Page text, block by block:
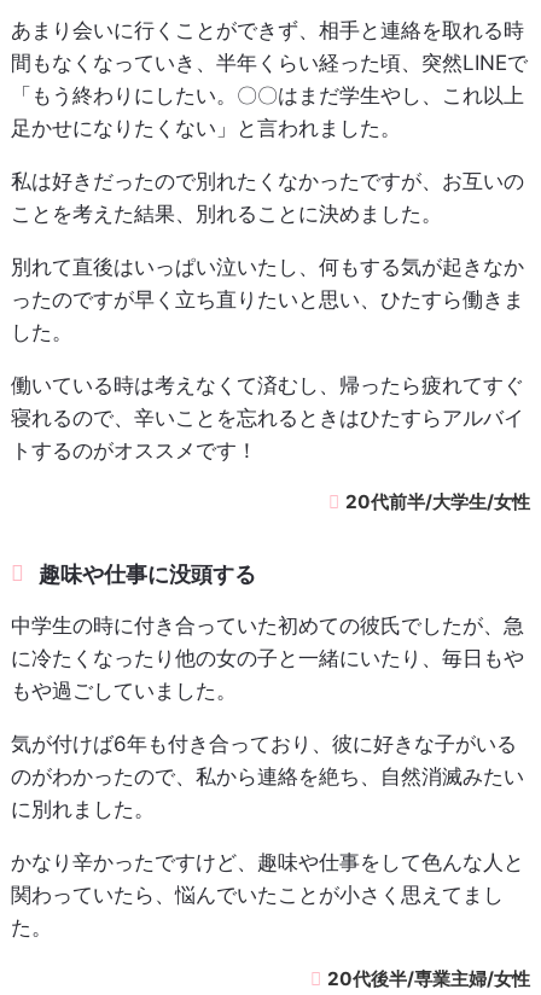
あまり会いに行くことができず、相手と連絡を取れる時
間もなくなっていき、半年くらい経った頃、突然LINEで
「もう終わりにしたい。〇〇はまだ学生やし、これ以上
足かせになりたくない」と言われました。
私は好きだったので別れたくなかったですが、お互いの
ことを考えた結果、別れることに決めました。
別れて直後はいっぱい泣いたし、何もする気が起きなか
ったのですが早く立ち直りたいと思い、ひたすら働きま
した。
働いている時は考えなくて済むし、帰ったら疲れてすぐ
寝れるので、辛いことを忘れるときはひたすらアルバイ
トするのがオススメです！
20代前半/大学生/女性
趣味や仕事に没頭する
中学生の時に付き合っていた初めての彼氏でしたが、急
に冷たくなったり他の女の子と一緒にいたり、毎日もや
もや過ごしていました。
気が付けば6年も付き合っており、彼に好きな子がいる
のがわかったので、私から連絡を絶ち、自然消滅みたい
に別れました。
かなり辛かったですけど、趣味や仕事をして色んな人と
関わっていたら、悩んでいたことが小さく思えてまし
た。
20代後半/専業主婦/女性